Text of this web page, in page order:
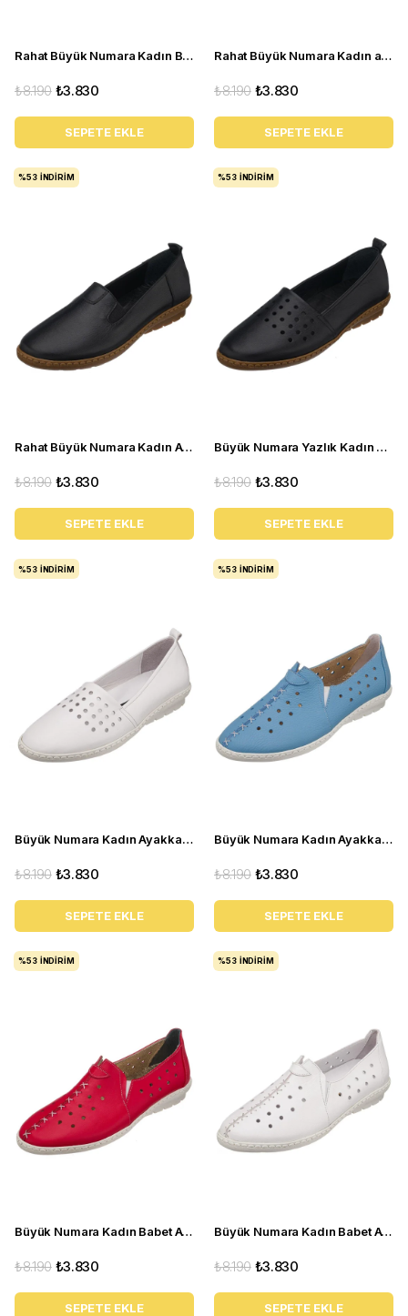
Rahat Büyük Numara Kadın Babet Ayakkabı PR 4411 Kırmızı
₺3.830
₺8.190
SEPETE EKLE
Rahat Büyük Numara Kadın ayakkabı Babet PR 4411 beyaz
₺3.830
₺8.190
SEPETE EKLE
Rahat Büyük Numara Kadın Ayakkabı PR 4411 Siyah
₺3.830
₺8.190
SEPETE EKLE
%53 İNDIRIM
Büyük Numara Yazlık Kadın Babet Ayakkabı PR 3311 Siyah
₺3.830
₺8.190
SEPETE EKLE
%53 İNDIRIM
Büyük Numara Kadın Ayakkabı Babet PR 3311 beyaz
₺3.830
₺8.190
SEPETE EKLE
%53 İNDIRIM
Büyük Numara Kadın Ayakkabı Babet PR 2211 mavi
₺3.830
₺8.190
SEPETE EKLE
%53 İNDIRIM
Büyük Numara Kadın Babet Ayakkabı PR 2211 Kırmızı
₺3.830
₺8.190
SEPETE EKLE
%53 İNDIRIM
Büyük Numara Kadın Babet Ayakkabı PR 2211 Beyaz
₺3.830
₺8.190
SEPETE EKLE
%53 İNDIRIM